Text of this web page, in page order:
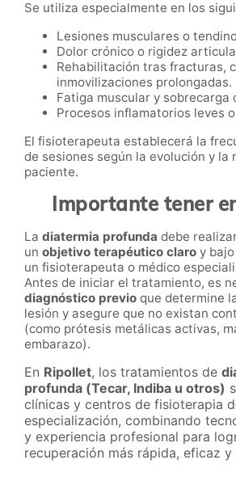
Se utiliza especialmente en los
Lesiones musculares o
Dolor crónico o rigidez
Rehabilitación tras fracturas,
inmovilizaciones prolongadas.
Fatiga muscular y sobrecarga
Procesos inflamatorios leves
El fisioterapeuta establecerá la
de sesiones según la evolución y la
paciente.
Importante tener
La diatermia profunda debe
un objetivo terapéutico claro y
un fisioterapeuta o médico
Antes de iniciar el tratamiento, es
diagnóstico previo que determine
lesión y asegure que no existan
(como prótesis metálicas activas,
embarazo).
En Ripollet, los tratamientos de
profunda (Tecar, Indiba u otros)
clínicas y centros de fisioterapia
especialización, combinando
y experiencia profesional para
recuperación más rápida, eficaz y